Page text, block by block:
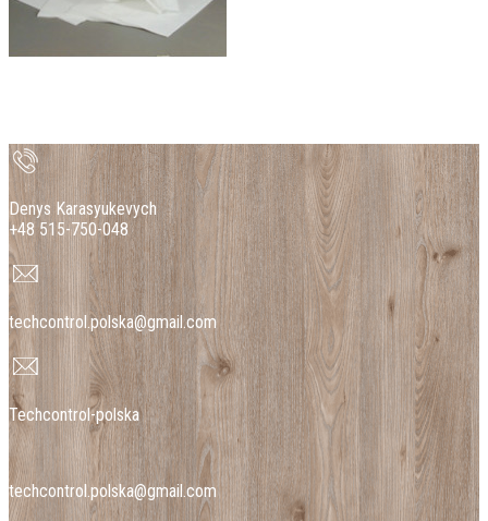
Denys Karasyukevych
+48 515-750-048
techcontrol.polska@gmail.com
Techcontrol-polska
techcontrol.polska@gmail.com